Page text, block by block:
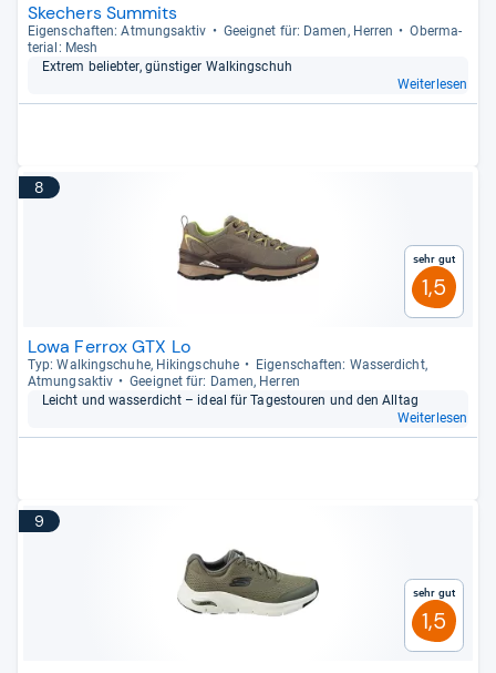
Skechers Summits
Eigen­schaf­ten: Atmungs­ak­tiv Geeig­net für: Damen, Her­ren
Ober­ma­
te­rial: Mesh
Extrem belieb­ter, güns­ti­ger Wal­kingschuh
Weiterlesen
8
Sehr gut
1,5
Lowa Ferrox GTX Lo
Typ: Wal­kingschuhe, Hikingschuhe
Eigen­schaf­ten: Was­ser­dicht,
Atmungs­ak­tiv
Geeig­net für: Damen, Her­ren
Leicht und was­ser­dicht – ideal für Tages­tou­ren und den All­tag
Weiterlesen
9
Sehr gut
1,5